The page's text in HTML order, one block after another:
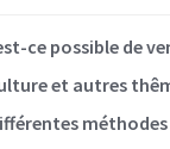
ce possible de
et autres